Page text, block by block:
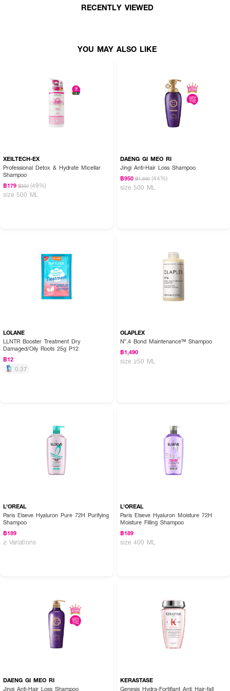
ล้างสารเคมีตกค้างเเละสิ่งอุดตันบนหนังศีรษะ
ขจัดความมันส่วนเเละกลิ่นอับเส้นผมเเละหนังศีรษะ
ป้องกันผมหงอกก่อนวัยเเละผมหงอกจากความเครียด
ช่วยฟื้นบำรุงให้เส้นผมกลับมาเเข็งเเรงสุขภาพดี ไม่ขาดเปราะง่าย
ช่วยให้ผมดกดำเงางาม นุ่มสลวย ไม่ชี้ฟูหยาบกระด้าง
●ขนาด 400 ml.
ใช้ DAENG GI MEO RI Dlaesoo Hair Loss Care Shampoo สระผมแล้วล้าง
ออก เพื่อผลลัพธ์ที่ดี ควรใช้เป็นประจำ และต่อเนื่อง
RECENTLY VIEWED
YOU MAY ALSO LIKE
XEILTECH-EX
Professional Detox & Hydrate Micellar
Shampoo
฿179 ฿350 (49%)
size 500 ML
DAENG GI MEO RI
Jingi Anti-Hair Loss Shampoo
฿950 ฿1,690 (44%)
size 500 ML
LOLANE
LLNTR Booster Treatment Dry
Damaged/Oily Roots 25g P12
฿12
0.37
OLAPLEX
Nº.4 Bond Maintenance™ Shampoo
฿1,490
size 250 ML
L'OREAL
Paris Elseve Hyaluron Pure 72H Purifying
Shampoo
฿189
2 Variations
L'OREAL
Paris Elseve Hyaluron Moisture 72H
Moisture Filling Shampoo
฿189
size 400 ML
DAENG GI MEO RI
Jingi Anti-Hair Loss Shampoo
KERASTASE
Genesis Hydra-Fortifiant Anti Hair-fall